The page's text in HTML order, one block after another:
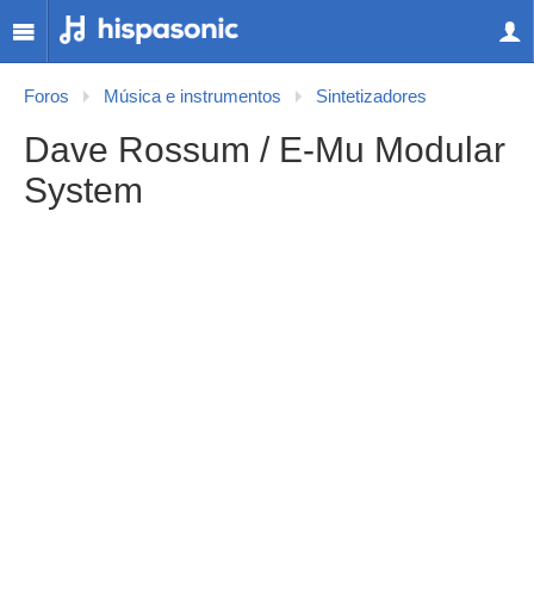
Foros Música e instrumentos Sintetizadores
Dave Rossum / E-Mu Modular
System